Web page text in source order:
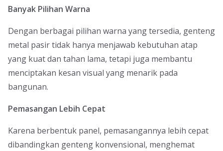
Banyak Pilihan Warna
Dengan berbagai pilihan warna yang tersedia, genteng
metal pasir tidak hanya menjawab kebutuhan atap
yang kuat dan tahan lama, tetapi juga membantu
menciptakan kesan visual yang menarik pada
bangunan.
Pemasangan Lebih Cepat
Karena berbentuk panel, pemasangannya lebih cepat
dibandingkan genteng konvensional, menghemat